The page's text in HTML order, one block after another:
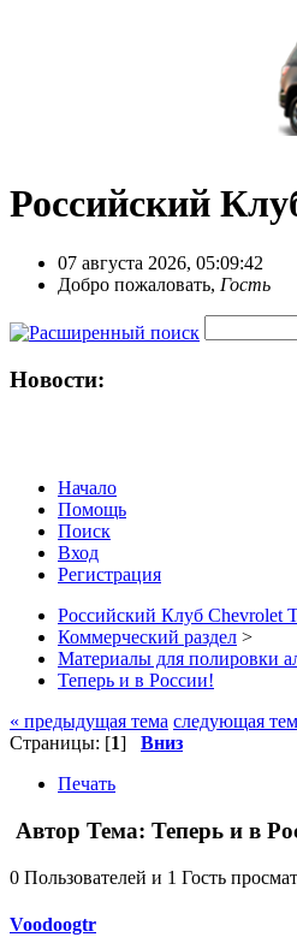
Российский
07 августа 2026, 05:09:42
Добро пожаловать, Гость
Новости:
Начало
Помощь
Поиск
Вход
Регистрация
Российский Клуб Chevrolet
Коммерческий раздел >
Материалы для полировки
Теперь и в России!
« предыдущая тема следующая
Страницы: [1] Вниз
Печать
Автор Тема: Теперь и в
0 Пользователей и 1 Гость
Voodoogtr